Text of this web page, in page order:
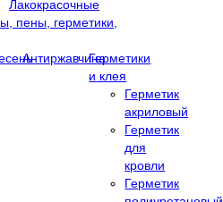
Лакокрасочные
пены, герметики,
АнтиржавчинаГерметики
и клея
Герметик
акриловый
Герметик
для
кровли
Герметик